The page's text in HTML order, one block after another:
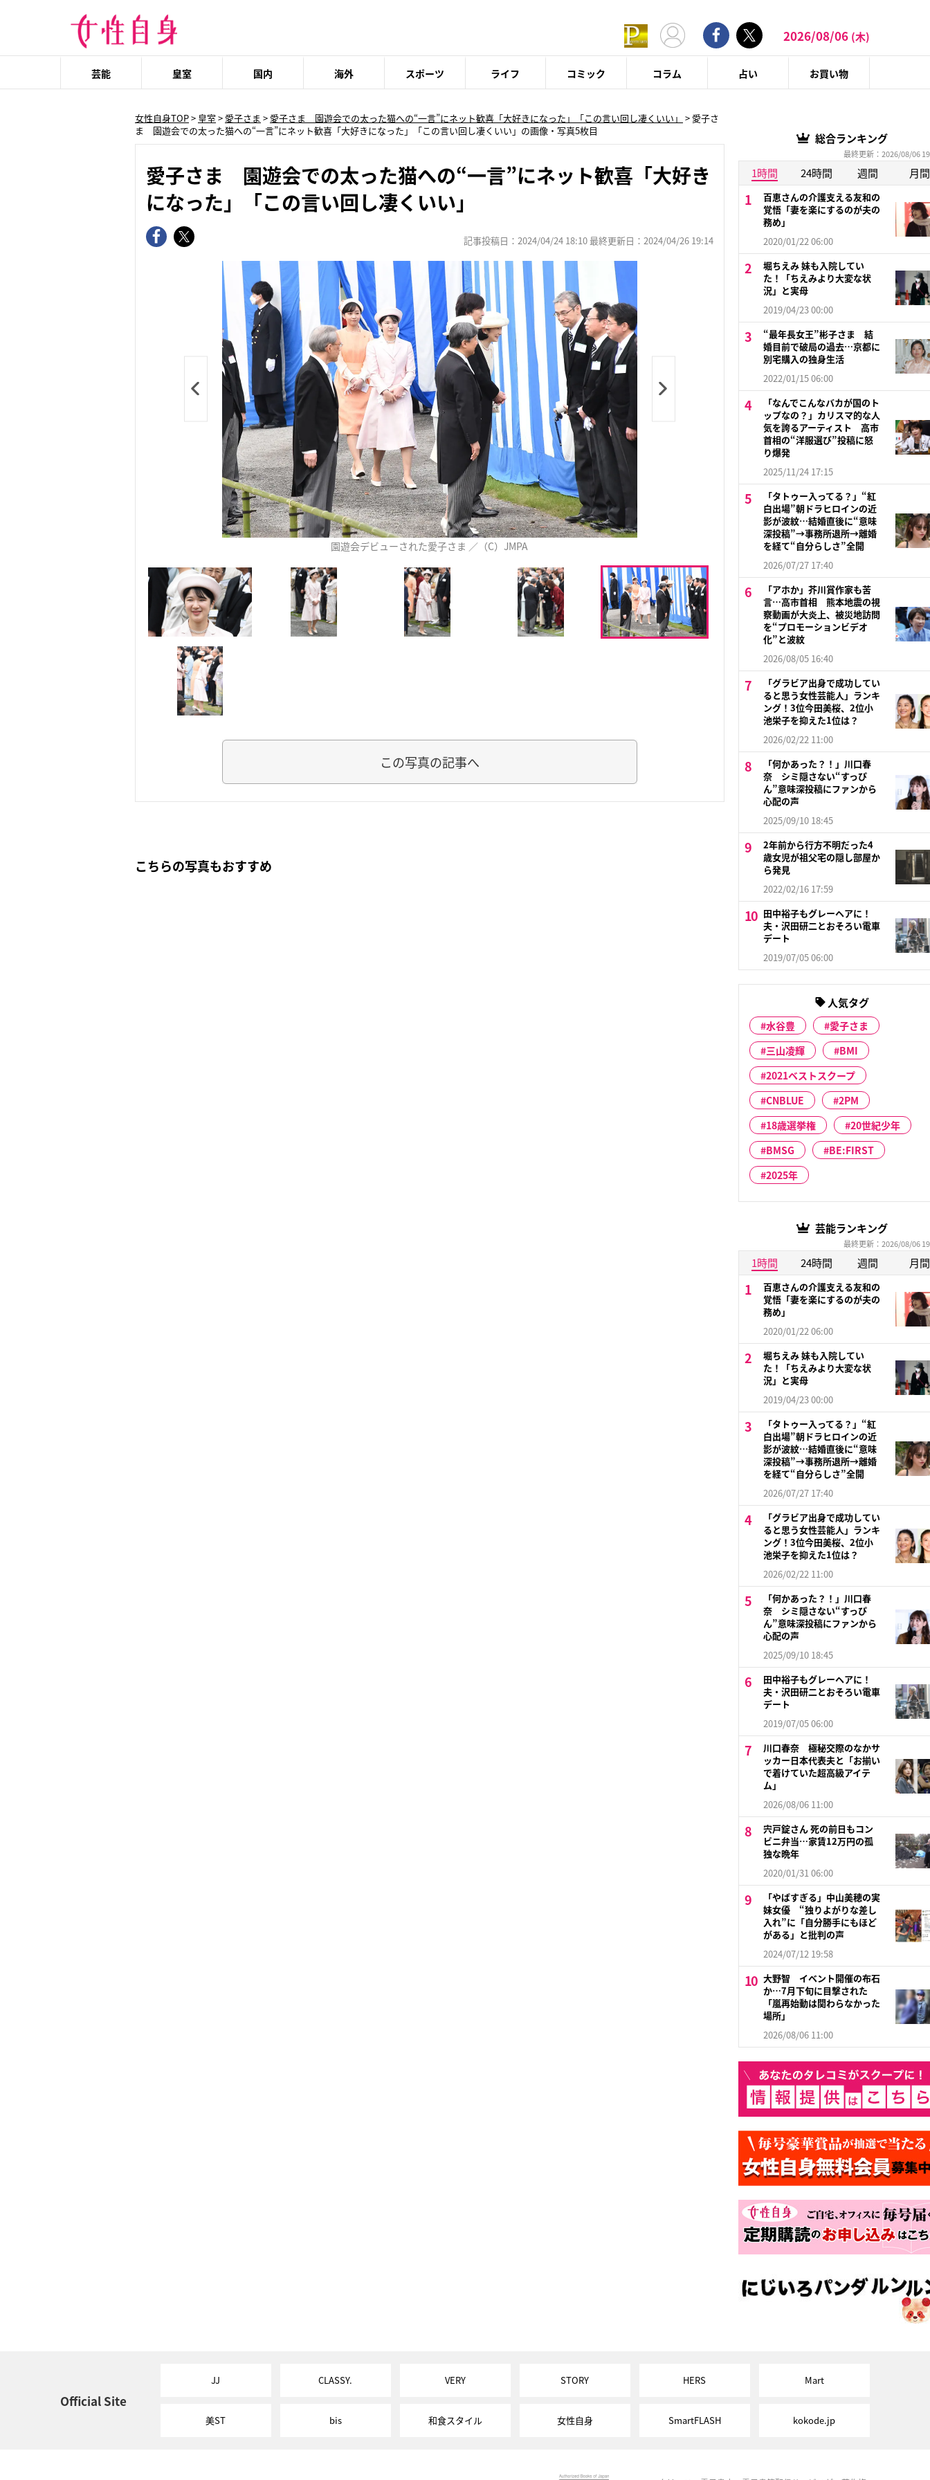
2026/08/06 (木)
芸能 皇室 国内 海外 スポーツ ライフ コミック コラム 占い お買い物
女性自身TOP> 皇室> 愛子さま > 愛子さま 園遊会での太った猫への“一言”にネット歓喜「大好きになった」「この言い回し凄くいい」 > 愛子さ
ま 園遊会での太った猫への“一言”にネット歓喜「大好きになった」「この言い回し凄くいい」の画像・写真5枚目
愛子さま 園遊会での太った猫への“一言”にネット歓喜「大好き
になった」「この言い回し凄くいい」
記事投稿日：2024/04/24 18:10 最終更新日：2024/04/26 19:14
園遊会デビューされた愛子さま ／（C）JMPA
この写真の記事へ
こちらの写真もおすすめ
総合ランキング
最終更新：2026/08/06
1時間 24時間 週間 月間
百恵さんの介護支える友和の
覚悟「妻を楽にするのが夫の
務め」
2020/01/22 06:00
堀ちえみ 妹も入院してい
た！「ちえみより大変な状
況」と実母
2019/04/23 00:00
“最年長女王”彬子さま 結
婚目前で破局の過去…京都に
別宅購入の独身生活
2022/01/15 06:00
「なんでこんなバカが国のト
ップなの？」カリスマ的な人
気を誇るアーティスト 高市
首相の“洋服選び”投稿に怒
り爆発
2025/11/24 17:15
「タトゥー入ってる？」“紅
白出場”朝ドラヒロインの近
影が波紋…結婚直後に“意味
深投稿”→事務所退所→離婚
を経て“自分らしさ”全開
2026/07/27 17:40
「アホか」芥川賞作家も苦
言…高市首相 熊本地震の視
察動画が大炎上、被災地訪問
を“プロモーションビデオ
化”と波紋
2026/08/05 16:40
「グラビア出身で成功してい
ると思う女性芸能人」ランキ
ング！3位今田美桜、2位小
池栄子を抑えた1位は？
2026/02/22 11:00
「何かあった？！」川口春
奈 シミ隠さない“すっぴ
ん”意味深投稿にファンから
心配の声
2025/09/10 18:45
2年前から行方不明だった4
歳女児が祖父宅の隠し部屋か
ら発見
2022/02/16 17:59
田中裕子もグレーヘアに！
夫・沢田研二とおそろい電車
デート
2019/07/05 06:00
人気タグ
水谷豊
愛子さま
三山凌輝
BMI
2021ベストスクープ
CNBLUE
2PM
18歳選挙権
20世紀少年
BMSG
BE:FIRST
2025年
芸能ランキング
最終更新：2026/08/06
1時間 24時間 週間 月間
百恵さんの介護支える友和の
覚悟「妻を楽にするのが夫の
務め」
2020/01/22 06:00
堀ちえみ 妹も入院してい
た！「ちえみより大変な状
況」と実母
2019/04/23 00:00
「タトゥー入ってる？」“紅
白出場”朝ドラヒロインの近
影が波紋…結婚直後に“意味
深投稿”→事務所退所→離婚
を経て“自分らしさ”全開
2026/07/27 17:40
「グラビア出身で成功してい
ると思う女性芸能人」ランキ
ング！3位今田美桜、2位小
池栄子を抑えた1位は？
2026/02/22 11:00
「何かあった？！」川口春
奈 シミ隠さない“すっぴ
ん”意味深投稿にファンから
心配の声
2025/09/10 18:45
田中裕子もグレーヘアに！
夫・沢田研二とおそろい電車
デート
2019/07/05 06:00
川口春奈 極秘交際のなかサ
ッカー日本代表夫と「お揃い
で着けていた超高級アイテ
ム」
2026/08/06 11:00
宍戸錠さん 死の前日もコン
ビニ弁当…家賃12万円の孤
独な晩年
2020/01/31 06:00
「やばすぎる」中山美穂の実
妹女優 “独りよがりな差し
入れ”に「自分勝手にもほど
がある」と批判の声
2024/07/12 19:58
大野智 イベント開催の布石
か…7月下旬に目撃された
「嵐再始動は関わらなかった
場所」
2026/08/06 11:00
Official Site
JJ CLASSY. VERY STORY HERS Mart
美ST bis 和食スタイル 女性自身 SmartFLASH kokode.jp